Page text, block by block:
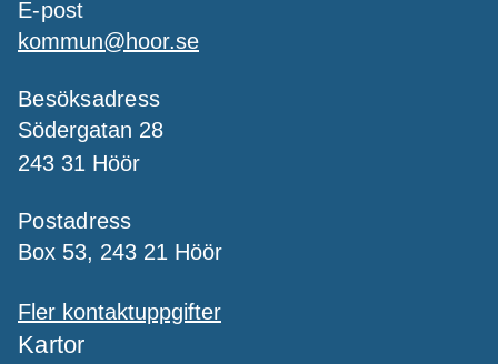
E-post
kommun@hoor.se
Besöksadress
Södergatan 28
243 31 Höör
Postadress
Box 53, 243 21 Höör
Fler kontaktuppgifter
Kartor